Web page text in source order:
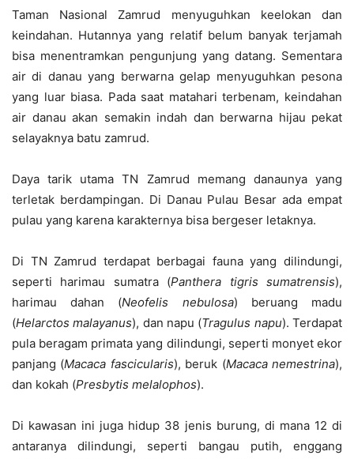
Taman Nasional Zamrud menyuguhkan keelokan dan
keindahan. Hutannya yang relatif belum banyak terjamah
bisa menentramkan pengunjung yang datang. Sementara
air di danau yang berwarna gelap menyuguhkan pesona
yang luar biasa. Pada saat matahari terbenam, keindahan
air danau akan semakin indah dan berwarna hijau pekat
selayaknya batu zamrud.
Daya tarik utama TN Zamrud memang danaunya yang
terletak berdampingan. Di Danau Pulau Besar ada empat
pulau yang karena karakternya bisa bergeser letaknya.
Di TN Zamrud terdapat berbagai fauna yang dilindungi,
seperti harimau sumatra (Panthera tigris sumatrensis),
harimau dahan (Neofelis nebulosa) beruang madu
(Helarctos malayanus), dan napu (Tragulus napu). Terdapat
pula beragam primata yang dilindungi, seperti monyet ekor
panjang (Macaca fascicularis), beruk (Macaca nemestrina),
dan kokah (Presbytis melalophos).
Di kawasan ini juga hidup 38 jenis burung, di mana 12 di
antaranya dilindungi, seperti bangau putih, enggang